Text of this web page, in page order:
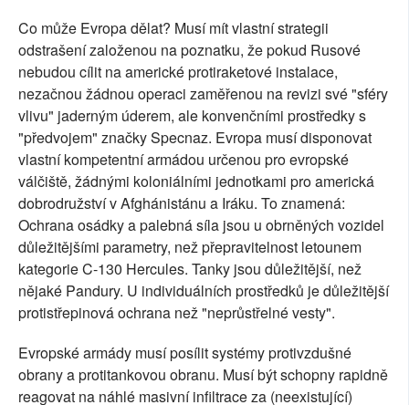
Co může Evropa dělat? Musí mít vlastní strategii
odstrašení založenou na poznatku, že pokud Rusové
nebudou cílit na americké protiraketové instalace,
nezačnou žádnou operaci zaměřenou na revizi své "sféry
vlivu" jaderným úderem, ale konvenčními prostředky s
"předvojem" značky Specnaz. Evropa musí disponovat
vlastní kompetentní armádou určenou pro evropské
válčiště, žádnými koloniálními jednotkami pro americká
dobrodružství v Afghánistánu a Iráku. To znamená:
Ochrana osádky a palebná síla jsou u obrněných vozidel
důležitějšími parametry, než přepravitelnost letounem
kategorie C-130 Hercules. Tanky jsou důležitější, než
nějaké Pandury. U individuálních prostředků je důležitější
protistřepinová ochrana než "neprůstřelné vesty".
Evropské armády musí posílit systémy protivzdušné
obrany a protitankovou obranu. Musí být schopny rapidně
reagovat na náhlé masivní infiltrace za (neexistující)